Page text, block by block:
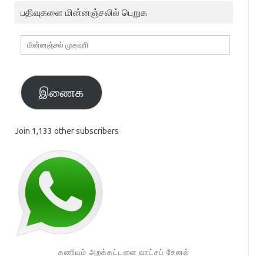
பதிவுகளை மின்னஞ்சலில் பெறுக
மின்னஞ்சல்
முகவரி
இணைக
Join 1,133 other subscribers
கணியம் அறக்கட்டளை வாட்சப் சேனல்